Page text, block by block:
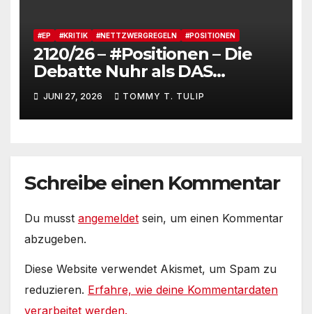
#EP #KRITIK #NETTZWERGREGELN #POSITIONEN
2120/26 – #Positionen – Die
Debatte Nuhr als DAS
Shitbürgerthema des
Internets – 36° Grad, es wird
noch heißer #Tageslied
JUNI 27, 2026 TOMMY T. TULIP
Schreibe einen Kommentar
Du musst angemeldet sein, um einen Kommentar
abzugeben.
Diese Website verwendet Akismet, um Spam zu
reduzieren. Erfahre, wie deine Kommentardaten
verarbeitet werden.